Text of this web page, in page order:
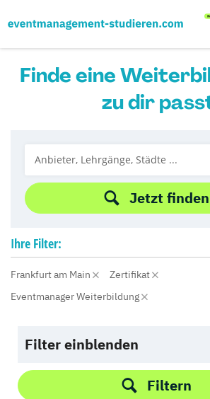
Finde eine
zu dir
Jetzt finden
Ihre Filter:
Frankfurt am Main
Zertifikat
Eventmanager Weiterbildung
Filter einblenden
Filtern